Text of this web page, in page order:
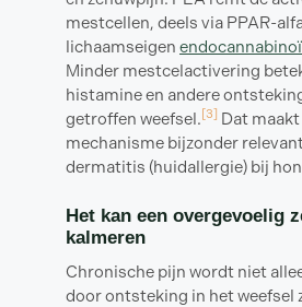
mestcellen, deels via PPAR-
lichaamseigen
Minder mestcelactivering
histamine en andere
getroffen weefsel.[3] Dat
mechanisme bijzonder
dermatitis (huidallergie) bij
Het kan een overgevoelig
kalmeren
Chronische pijn wordt niet
door ontsteking in het weefsel